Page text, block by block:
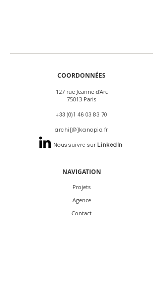
COORDONNÉES
127 rue Jeanne d'Arc
75013 Paris
+33 (0)1 46 03 83 70
archi[@]kanopia.fr
Nous suivre sur LinkedIn
NAVIGATION
Projets
Agence
Contact